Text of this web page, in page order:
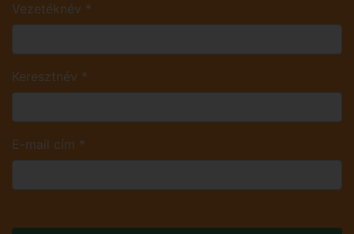
Vezetéknév *
Keresztnév *
E-mail cím *